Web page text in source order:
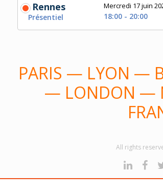
Rennes
Présentiel
Mercredi 17 juin
18:00 - 20:00
PARIS — LYON —
— LONDON —
All rights